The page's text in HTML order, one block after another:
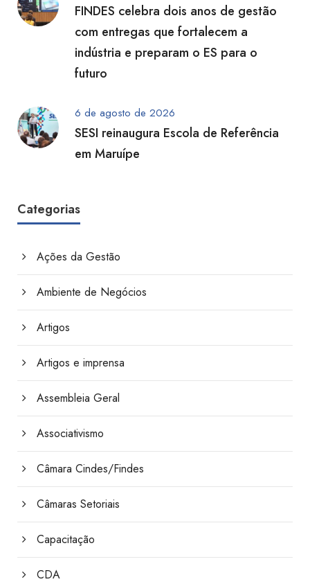
FINDES celebra dois anos de gestão
com entregas que fortalecem a
indústria e preparam o ES para o
futuro
6 de agosto de 2026
SESI reinaugura Escola de Referência
em Maruípe
Categorias
Ações da Gestão
Ambiente de Negócios
Artigos
Artigos e imprensa
Assembleia Geral
Associativismo
Câmara Cindes/Findes
Câmaras Setoriais
Capacitação
CDA